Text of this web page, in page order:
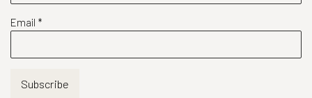
Email *
Subscribe